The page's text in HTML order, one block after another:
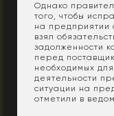
Однако
того, чтобы
на предприятии
взял
задолженности
перед
необходимых
деятельности
ситуации на
отметили в